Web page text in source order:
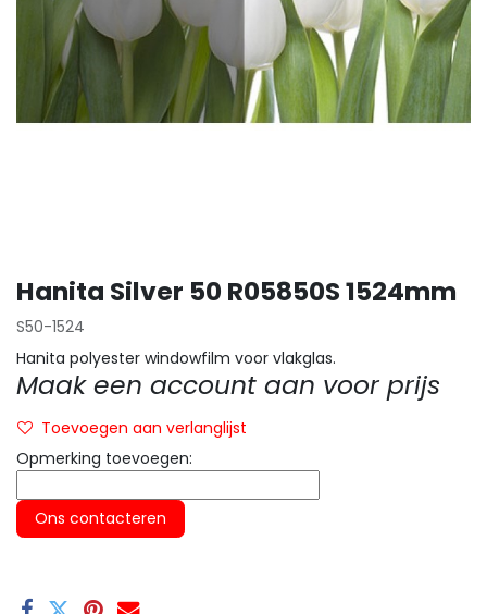
Hanita Silver 50 R05850S 1524mm
S50-1524
Hanita polyester windowfilm voor vlakglas.
Maak een account aan voor prijs
Toevoegen aan verlanglijst
Opmerking toevoegen:
Ons contacteren